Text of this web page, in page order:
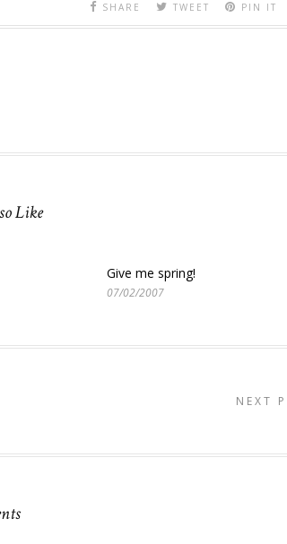
SHARE TWEET PIN IT
Like
Give me spring!
07/02/2007
NEXT